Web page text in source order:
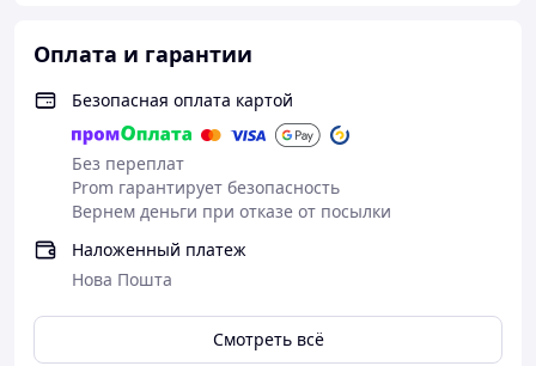
Оплата и гарантии
Безопасная оплата картой
Без переплат
Prom гарантирует безопасность
Вернем деньги при отказе от посылки
Наложенный платеж
Нова Пошта
Смотреть всё